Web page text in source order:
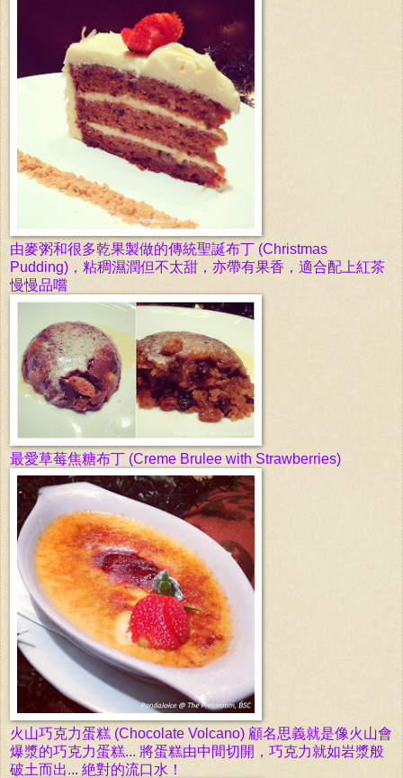
由麥粥和很多乾果製做的傳統聖誕布丁 (Christmas
Pudding)，粘稠濕潤但不太甜，亦帶有果香，適合配上紅茶
慢慢品嚐
最愛草莓焦糖布丁 (Creme Brulee with Strawberries)
火山巧克力蛋糕 (Chocolate Volcano) 顧名思義就是像火山會
爆漿的巧克力蛋糕... 將蛋糕由中間切開，巧克力就如岩漿般
破土而出... 絶對的流口水！